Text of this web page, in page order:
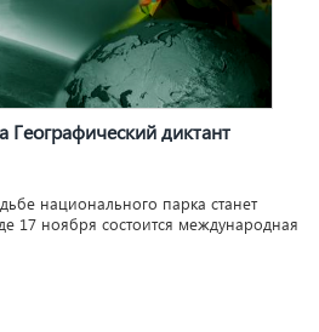
Географический диктант
национального парка станет
17 ноября состоится международная